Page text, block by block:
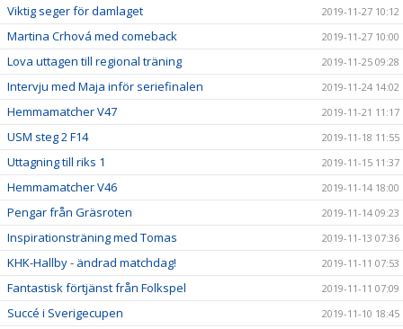
Viktig seger för damlaget 2019-11-27 10:12
Martina Crhová med comeback 2019-11-27 10:00
Lova uttagen till regional träning 2019-11-25 09:28
Intervju med Maja inför seriefinalen 2019-11-24 14:02
Hemmamatcher V47 2019-11-21 11:17
USM steg 2 F14 2019-11-18 11:55
Uttagning till riks 1 2019-11-15 11:37
Hemmamatcher V46 2019-11-14 18:00
Pengar från Gräsroten 2019-11-14 09:23
Inspirationsträning med Tomas 2019-11-13 07:36
KHK-Hallby - ändrad matchdag! 2019-11-11 07:53
Fantastisk förtjänst från Folkspel 2019-11-11 07:09
Succé i Sverigecupen 2019-11-10 18:45